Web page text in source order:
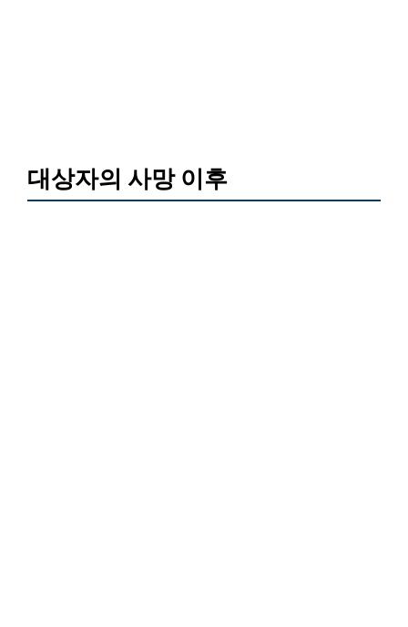
대상자의 사망 이후